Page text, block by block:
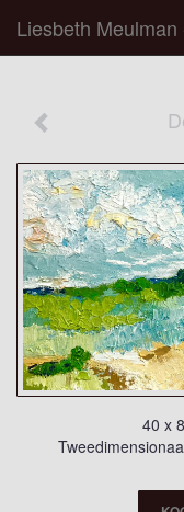
40 x